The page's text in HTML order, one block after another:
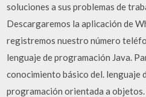
soluciones a sus problemas de
Descargaremos la aplicación de
registremos nuestro número
lenguaje de programación Java.
conocimiento básico del. lenguaje
programación orientada a objetos.